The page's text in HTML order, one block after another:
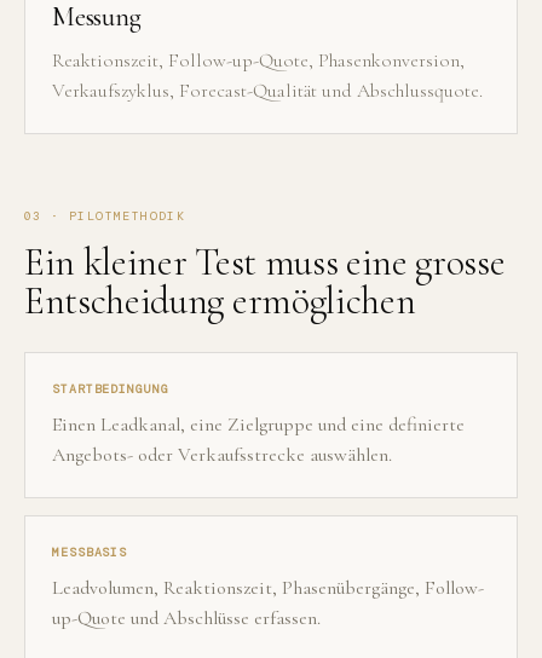
Messung
Reaktionszeit, Follow-up-Quote, Phasenkonversion,
Verkaufszyklus, Forecast-Qualität und Abschlussquote.
03 · PILOTMETHODIK
Ein kleiner Test muss eine grosse
Entscheidung ermöglichen
STARTBEDINGUNG
Einen Leadkanal, eine Zielgruppe und eine definierte
Angebots- oder Verkaufsstrecke auswählen.
MESSBASIS
Leadvolumen, Reaktionszeit, Phasenübergänge, Follow-
up-Quote und Abschlüsse erfassen.